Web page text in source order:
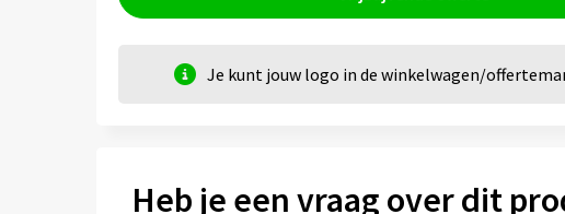
Je kunt jouw logo in de winkelwagen/
Heb je een vraag over dit